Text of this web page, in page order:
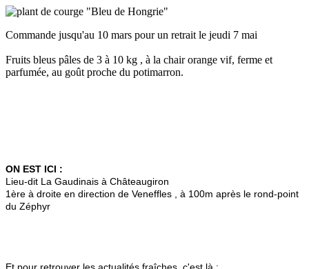
Commande jusqu'au 10 mars pour un retrait le jeudi 7 mai
Fruits bleus pâles de 3 à 10 kg , à la chair orange vif, ferme et
parfumée, au goût proche du potimarron.
ON EST ICI :
Lieu-dit La Gaudinais à Châteaugiron
1ère à droite en direction de Veneffles , à 100m après le rond-point
du Zéphyr